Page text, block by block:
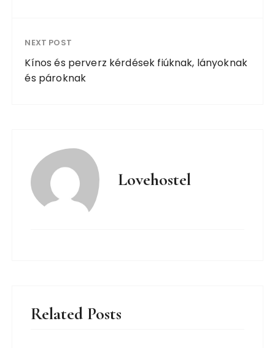
NEXT POST
Kínos és perverz kérdések fiúknak, lányoknak
és pároknak
Lovehostel
Related Posts